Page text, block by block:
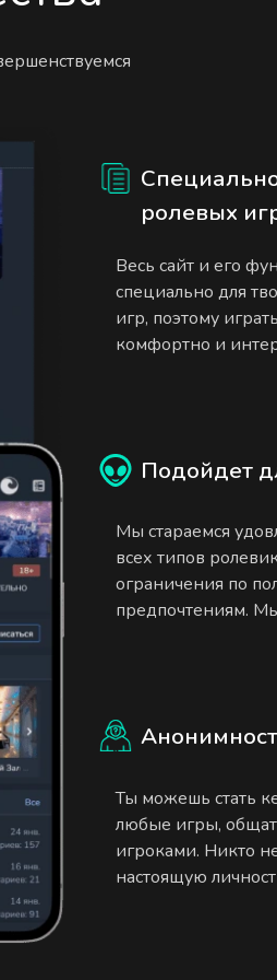
ролевых
Весь сайт и его
специально для
игр, поэтому
комфортно и
Подойдет
Мы стараемся
всех типов
ограничения по
предпочтениям.
Ты можешь стать
любые игры,
игроками. Никто
настоящую